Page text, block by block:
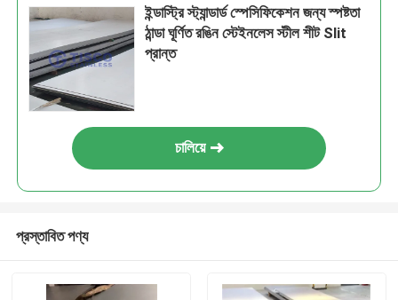
ইন্ডাস্ট্রি স্ট্যান্ডার্ড স্পেসিফিকেশন জন্য স্পষ্টতা
ঠান্ডা ঘূর্ণিত রঙিন স্টেইনলেস স্টীল শীট Slit
প্রান্ত
চালিয়ে
প্রস্তাবিত পণ্য